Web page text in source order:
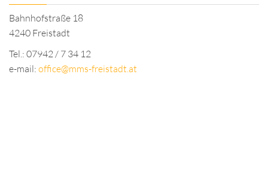
Bahnhofstraße 18
4240 Freistadt
Tel.: 07942 / 7 34 12
e-mail: office@mms-freistadt.at